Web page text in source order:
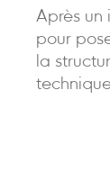
Après un
pour
la